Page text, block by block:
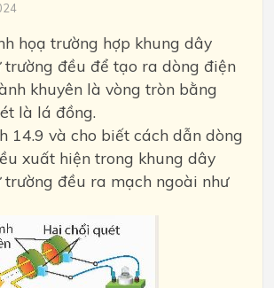
họạ trường hợp khung dây
đều để tạo ra dòng điện
khuyên là vòng tròn bằng
là lá đồng.
14.9 và cho biết cách dẫn dòng
xuất hiện trong khung dây
đều ra mạch ngoài như